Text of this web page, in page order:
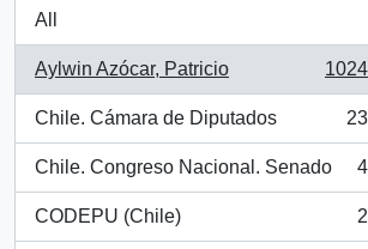
All
Aylwin Azócar, Patricio
, 1024 results
1024
Chile. Cámara de Diputados
, 23 results
23
Chile. Congreso Nacional. Senado
, 4 results
4
CODEPU (Chile)
, 2 results
2